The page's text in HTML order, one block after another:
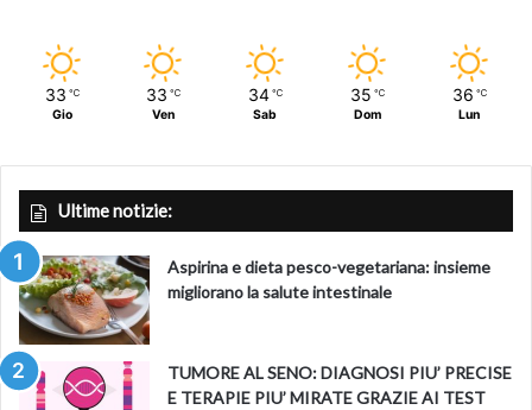
33 ℃
Gio
33 ℃
Ven
34 ℃
Sab
35 ℃
Dom
36 ℃
Lun
Ultime notizie:
Aspirina e dieta pesco-vegetariana: insieme
migliorano la salute intestinale
TUMORE AL SENO: DIAGNOSI PIU’ PRECISE
E TERAPIE PIU’ MIRATE GRAZIE AI TEST